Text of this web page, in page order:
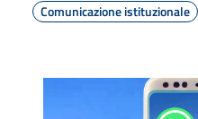
Comunicazione istituzionale